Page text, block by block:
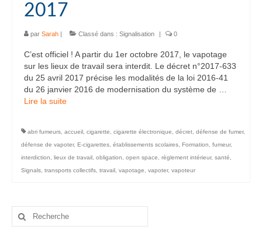
2017
par Sarah | Classé dans : Signalisation | 0
C’est officiel ! A partir du 1er octobre 2017, le vapotage
sur les lieux de travail sera interdit. Le décret n°2017-633
du 25 avril 2017 précise les modalités de la loi 2016-41
du 26 janvier 2016 de modernisation du système de …
Lire la suite­­
abri fumeurs accueil cigarette cigarette électronique décret défense de fumer,
défense de vapoter, E-cigarettes établissements scolaires Formation fumeur,
interdiction
lieux de travail obligation open space règlement intérieur, santé
Signals transports collectifs travail vapotage vapoter, vapoteur
Rechercher